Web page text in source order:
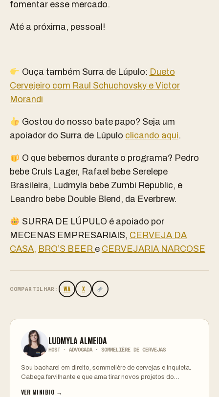
fomentar esse mercado.
Até a próxima, pessoal!
Ouça também Surra de Lúpulo: Dueto
Cervejeiro com Raul Schuchovsky e Victor
Morandi
Gostou do nosso bate papo? Seja um
apoiador do Surra de Lúpulo clicando aqui.
O que bebemos durante o programa? Pedro
bebe Cruls Lager, Rafael bebe Serelepe
Brasileira, Ludmyla bebe Zumbi Republic, e
Leandro bebe Double Blend, da Everbrew.
SURRA DE LÚPULO é apoiado por
MECENAS EMPRESARIAIS, CERVEJA DA
CASA, BRO’S BEER e CERVEJARIA NARCOSE
COMPARTILHAR: WA X
LUDMYLA ALMEIDA
HOST · ADVOGADA · SOMMELIÈRE DE CERVEJAS
Sou bacharel em direito, sommelière de cervejas e inquieta.
Cabeça fervilhante e que ama tirar novos projetos do…
VER MINIBIO →